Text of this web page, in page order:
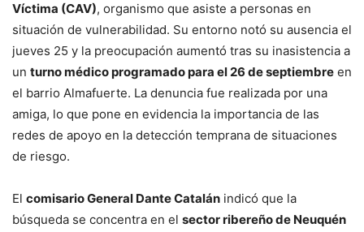
Víctima (CAV), organismo que asiste a personas en
situación de vulnerabilidad. Su entorno notó su ausencia el
jueves 25 y la preocupación aumentó tras su inasistencia a
un turno médico programado para el 26 de septiembre en
el barrio Almafuerte. La denuncia fue realizada por una
amiga, lo que pone en evidencia la importancia de las
redes de apoyo en la detección temprana de situaciones
de riesgo.
El comisario General Dante Catalán indicó que la
búsqueda se concentra en el sector ribereño de Neuquén